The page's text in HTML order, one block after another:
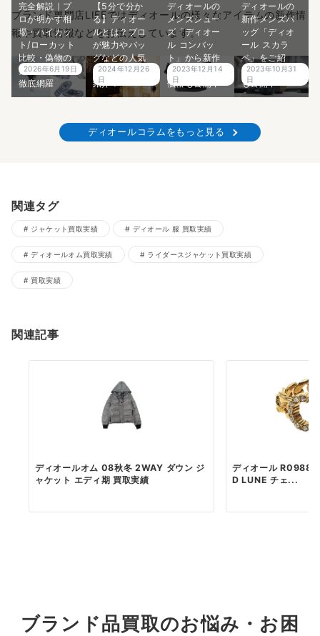
ブランド専門店LIFEではディオールの様々なアイテムの新作情
報や買取情報などをお伝えしています。
完全解説｜プ
ロが明かす相
場・ハイカッ
ト/ローカット
比較・偽物の
見分け方まで
徹底網羅
2026年6月19日
【5分で分か
る】ディオー
ルとは？プロ
が魅力やバッ
グなどの人気
アイテムをご
紹介！
2024年12月26
日
ディオールの
メンズシュー
ズ「ディオー
ル コンバッ
ト」から新作
が登場！買取
価格も公開中
2023年12月14
日
ディオールの
新作メンズバ
ッグ「ディオ
ール スカラ
ベ」をご紹
介！買取価格
も公開中
2023年10月31
日
ディオールコラムをもっと見る
関連タグ
ジャケット買取実績 ディオール 服 買取実績
ディオールオム買取実績 ライダースジャケット買取実績
買取実績
関連記事
ディオールオム 08秋冬 2WAY ダウン ジ
ャケット エディ期 買取実績
ディオール
D LUNE チェ...
ブランド品買取のお悩み・お困